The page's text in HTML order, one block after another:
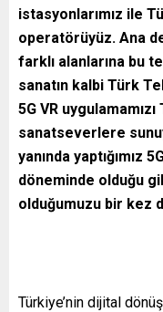
istasyonlarımız ile
operatörüyüz. Ana
farklı alanlarına bu
sanatın kalbi Türk
5G VR
sanatseverlere
yanında yaptığımız
döneminde olduğu
olduğumuzu bir kez
Türkiye’nin dijital